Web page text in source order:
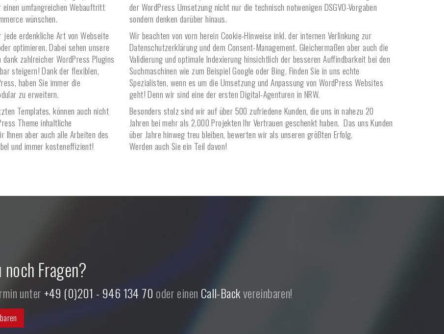
umfangreichen Webauftritt
wünschen.
erdenkliche Art von Webseite
optimieren. Dabei sehen unsere
zahlreicher WordPress Plugins
steigern! Dank der flexiblen,
haben Sie immer die
zu erweitern.
Templates, können auch nicht
Theme inhaltliche
Ihnen aber auch alle Arbeiten des
und immer kosteneffizient!
der WordPress Umsetzung nicht nur die technisch notwenigen DSGVO-Vorgaben
sondern denken darüber hinaus.
Wir beachten von vorn herein Cookie-Hinweise inkl. der internen Verlinkung zur
Datenschutzerklärung und dem Consent-Management. Gleichermaßen aber auch die
Validierung und optimale Indexierung hinsichtlich der besseren Auffindbarkeit bei den
Suchmaschinen wie zum Beispiel Google oder Bing. Finden Sie in uns echte
Spezialisten, wenn es um die Umsetzung und Anpassung von WordPress Websites
geht! Denn wir sind eine der ersten Digital-Agenturen in NRW.
Besonders stolz sind wir auf über 500 zufriedene Kunden, die uns in nahezu 20
Jahren bei mehr als 2.000 Projekten Ihr Vertrauen geschenkt haben. Das uns Kunden
über Jahre hinweg treu bleiben, bewerten wir als unseren größten Erfolg.
Werden auch Sie ein Teil davon!
noch Fragen?
unter +49 (0)201 - 946 134 70 oder einen Call-Backvereinbaren!